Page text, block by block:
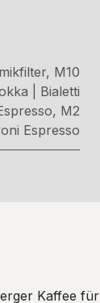
, M10
| Bialetti
, M2
Espresso
Kaffee für